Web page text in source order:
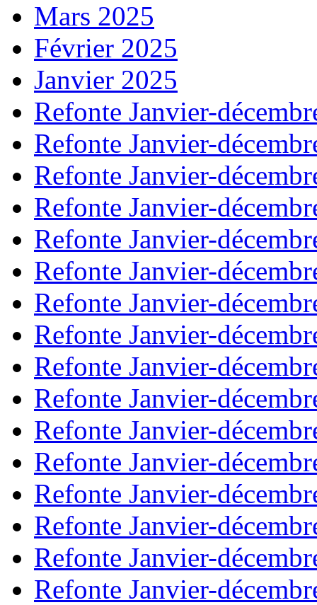
Mars 2025
Février 2025
Janvier 2025
Refonte Janvier-
Refonte Janvier-
Refonte Janvier-
Refonte Janvier-
Refonte Janvier-
Refonte Janvier-
Refonte Janvier-
Refonte Janvier-
Refonte Janvier-
Refonte Janvier-
Refonte Janvier-
Refonte Janvier-
Refonte Janvier-
Refonte Janvier-
Refonte Janvier-
Refonte Janvier-